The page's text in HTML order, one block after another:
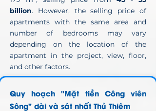
billion. However, the selling price of
apartments with the same area and
number of bedrooms may vary
depending on the location of the
apartment in the project, view, floor,
and other factors.
Quy hoạch "Mặt tiền Công viên
Sông" dài và sát nhất Thủ Thiêm